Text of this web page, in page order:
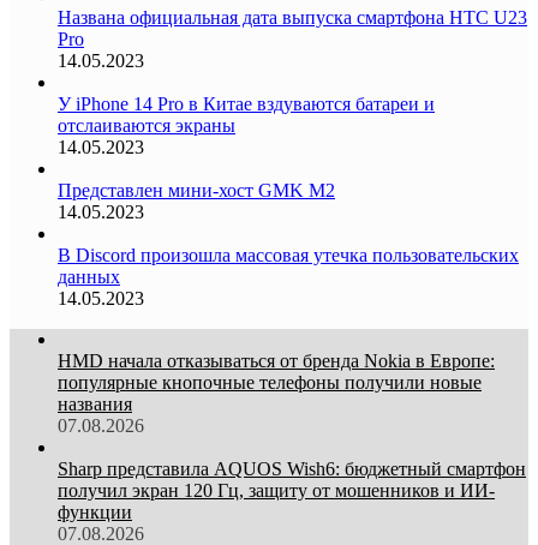
Названа официальная дата выпуска смартфона HTC U23
Pro
14.05.2023
У iPhone 14 Pro в Китае вздуваются батареи и
отслаиваются экраны
14.05.2023
Представлен мини-хост GMK M2
14.05.2023
В Discord произошла массовая утечка пользовательских
данных
14.05.2023
HMD начала отказываться от бренда Nokia в Европе:
популярные кнопочные телефоны получили новые
названия
07.08.2026
Sharp представила AQUOS Wish6: бюджетный смартфон
получил экран 120 Гц, защиту от мошенников и ИИ-
функции
07.08.2026